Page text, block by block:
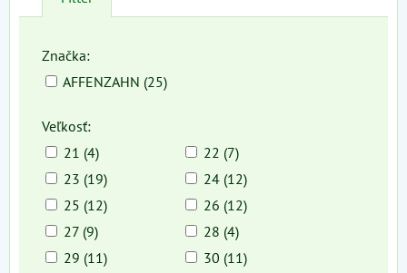
Značka:
AFFENZAHN (25)
Veľkosť:
21 (4)
22 (7)
23 (19)
24 (12)
25 (12)
26 (12)
27 (9)
28 (4)
29 (11)
30 (11)